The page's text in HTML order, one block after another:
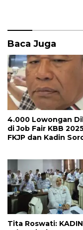
Baca Juga
4.000 Lowongan
di Job Fair KBB
FKJP dan Kadin
Tita Roswati: